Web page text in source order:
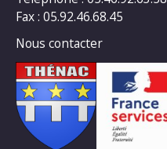
Fax : 05.92.46.68.45
Nous contacter